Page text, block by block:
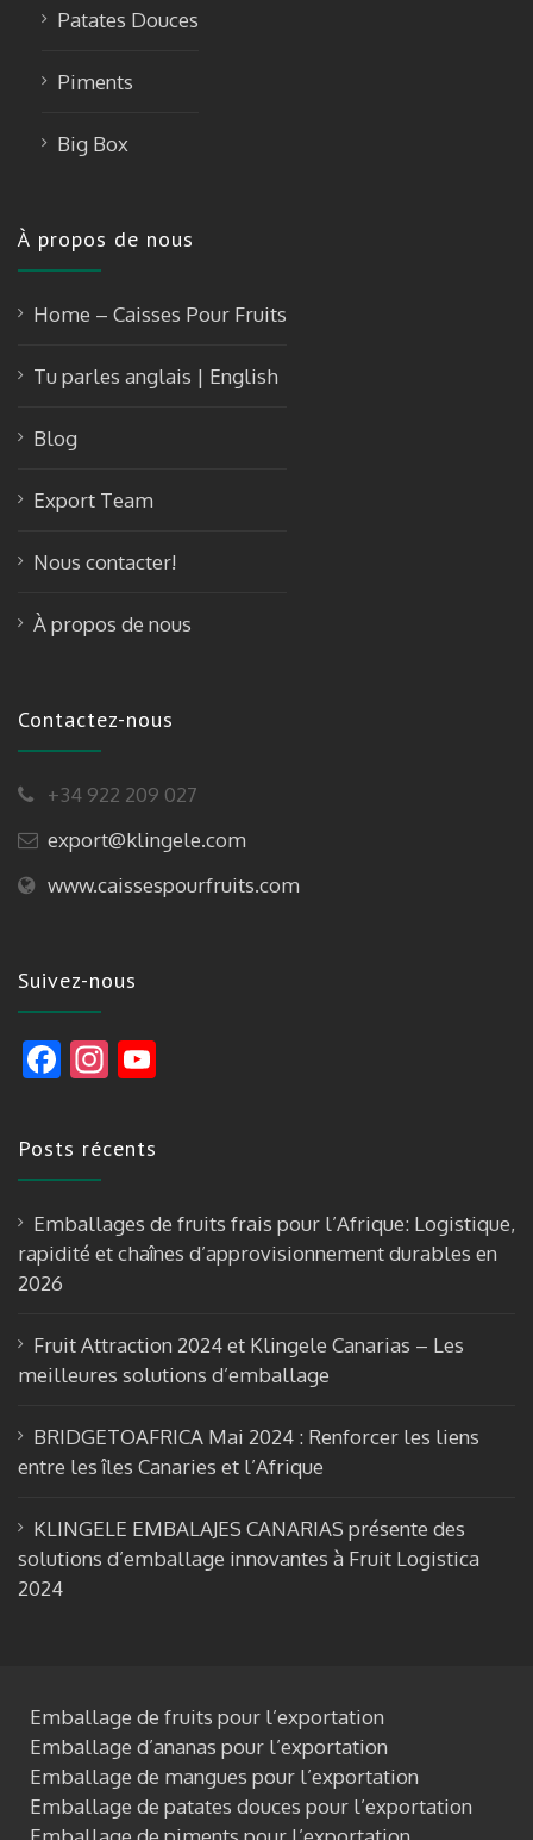
Patates Douces
Piments
Big Box
À propos de nous
Home – Caisses Pour Fruits
Tu parles anglais | English
Blog
Export Team
Nous contacter!
À propos de nous
Contactez-nous
+34 922 209 027
export@klingele.com
www.caissespourfruits.com
Suivez-nous
F
e
b
o
o
k
In
a
a
m
u
b
Posts récents
Emballages de fruits frais pour l’Afrique: Logistique,
rapidité et chaînes d’approvisionnement durables en
2026
Fruit Attraction 2024 et Klingele Canarias – Les
meilleures solutions d’emballage
BRIDGETOAFRICA Mai 2024 : Renforcer les liens
entre les îles Canaries et l’Afrique
KLINGELE EMBALAJES CANARIAS présente des
solutions d’emballage innovantes à Fruit Logistica
2024
Emballage de fruits pour l’exportation
Emballage d’ananas pour l’exportation
Emballage de mangues pour l’exportation
Emballage de patates douces pour l’exportation